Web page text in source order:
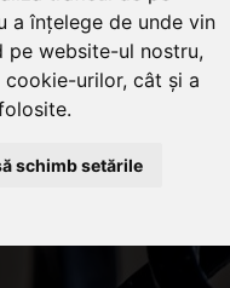
a înțelege de unde vin
website-ul nostru,
urilor, cât și a
schimb setările